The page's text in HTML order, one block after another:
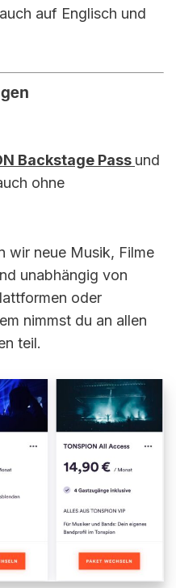
auf Englisch und
Backstage Pass und
ohne
wir neue Musik, Filme
unabhängig von
oder
nimmst du an allen
teil.